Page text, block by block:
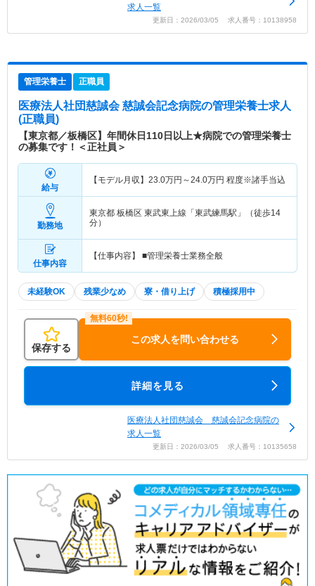
求人一覧
更新日：2026/03/05 求人番号：10138958
管理栄養士 正職員
医療法人社団慈誠会 慈誠会記念病院の管理栄養士求人
(正職員)
【東京都／板橋区】年間休日110日以上★病院での管理栄養士
の募集です！＜正社員＞
給与
【モデル月収】 23.0万円～24.0万円 程度※諸手当込
勤務地
東京都 板橋区 東武東上線「東武練馬駅」（徒歩14
分）
仕事内容
【仕事内容】 ■管理栄養士業務全般
未経験OK 残業少なめ 寮・借り上げ 積極採用中
保存する
この求人を問い合わせる
詳細を見る
医療法人社団慈誠会 慈誠会記念病院の
求人一覧
更新日：2026/03/05 求人番号：10135658